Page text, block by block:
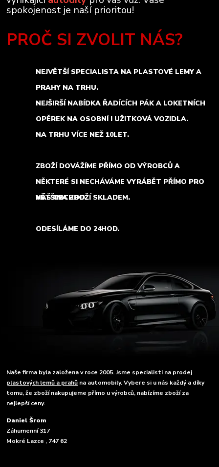
spokojenost je naší prioritou!
PROČ SI ZVOLIT NÁS?
NEJVĚTŠÍ SPECIALISTA NA PLASTOVÉ LEMY A
PRAHY NA TRHU.
NEJŠIRŠÍ NABÍDKA ŘADÍCÍCH PÁK A LOKETNÍCH
OPĚREK NA OSOBNÍ I UŽITKOVÁ VOZIDLA.
NA TRHU VÍCE NEŽ 10LET.
ZBOŽÍ DOVÁŽÍME PŘÍMO OD VÝROBCŮ A
NĚKTERÉ SI NECHÁVÁME VYRÁBĚT PŘÍMO PRO
NÁŠ OBCHOD.
VĚTŠINA ZBOŽÍ SKLADEM.
ODESÍLÁME DO 24HOD.
Naše firma byla založena v roce 2005. Jsme specialisti na prodej
plastových lemů a prahů na automobily. Vybere si u nás každý a díky
tomu, že zboží nakupujeme přímo u výrobců, nabízíme zboží za
nejlepší ceny.
Daniel Šrom
Záhumenní 317
Mokré Lazce , 747 62